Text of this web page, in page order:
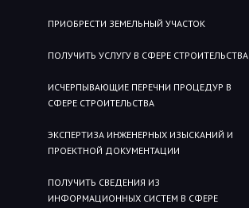
ПРИОБРЕСТИ ЗЕМЕЛЬНЫЙ УЧАСТОК
ПОЛУЧИТЬ УСЛУГУ В СФЕРЕ СТРОИТЕЛЬСТВА
ИСЧЕРПЫВАЮЩИЕ ПЕРЕЧНИ ПРОЦЕДУР В
СФЕРЕ СТРОИТЕЛЬСТВА
ЭКСПЕРТИЗА ИНЖЕНЕРНЫХ ИЗЫСКАНИЙ И
ПРОЕКТНОЙ ДОКУМЕНТАЦИИ
ПОЛУЧИТЬ СВЕДЕНИЯ ИЗ
ИНФОРМАЦИОННЫХ СИСТЕМ В СФЕРЕ